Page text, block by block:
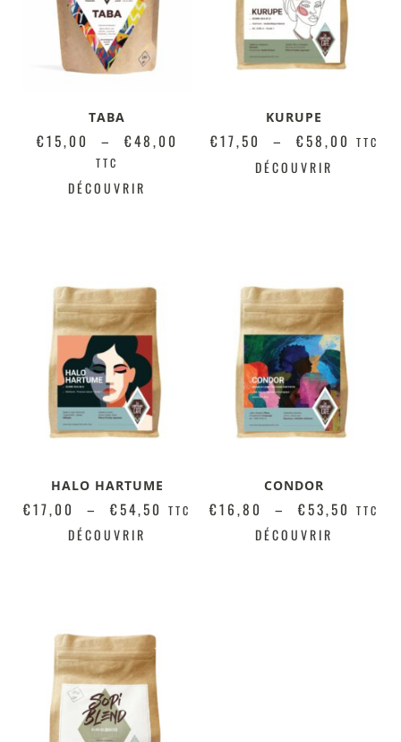
TABA
€15,00 – €48,00
TTC
DÉCOUVRIR
KURUPE
€17,50 – €58,00 TTC
DÉCOUVRIR
HALO HARTUME
€17,00 – €54,50 TTC
DÉCOUVRIR
CONDOR
€16,80 – €53,50 TTC
DÉCOUVRIR